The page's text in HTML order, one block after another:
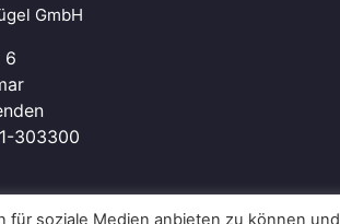
GmbH
6
303300
für soziale Medien anbieten zu können